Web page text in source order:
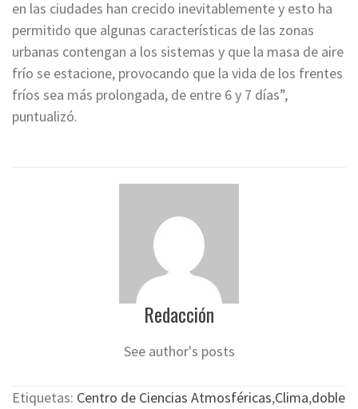
en las ciudades han crecido inevitablemente y esto ha
permitido que algunas características de las zonas
urbanas contengan a los sistemas y que la masa de aire
frío se estacione, provocando que la vida de los frentes
fríos sea más prolongada, de entre 6 y 7 días”,
puntualizó.
Redacción
See author's posts
Etiquetas: Centro de Ciencias Atmosféricas,Clima,doble